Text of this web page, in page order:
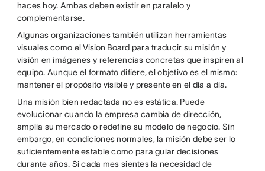
haces hoy. Ambas deben existir en paralelo y
complementarse.
Algunas organizaciones también utilizan herramientas
visuales como elVision Board para traducir su misión y
visión en imágenes y referencias concretas que inspiren al
equipo. Aunque el formato difiere, el objetivo es el mismo:
mantener el propósito visible y presente en el día a día.
Una misión bien redactada no es estática. Puede
evolucionar cuando la empresa cambia de dirección,
amplía su mercado o redefine su modelo de negocio. Sin
embargo, en condiciones normales, la misión debe ser lo
suficientemente estable como para guiar decisiones
durante años. Si cada mes sientes la necesidad de